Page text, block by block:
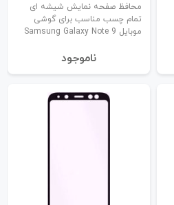
محافظ صفحه نمایش شیشه ای
تمام چسب مناسب برای گوشی
موبایل Samsung Galaxy Note 9
نا‌موجود